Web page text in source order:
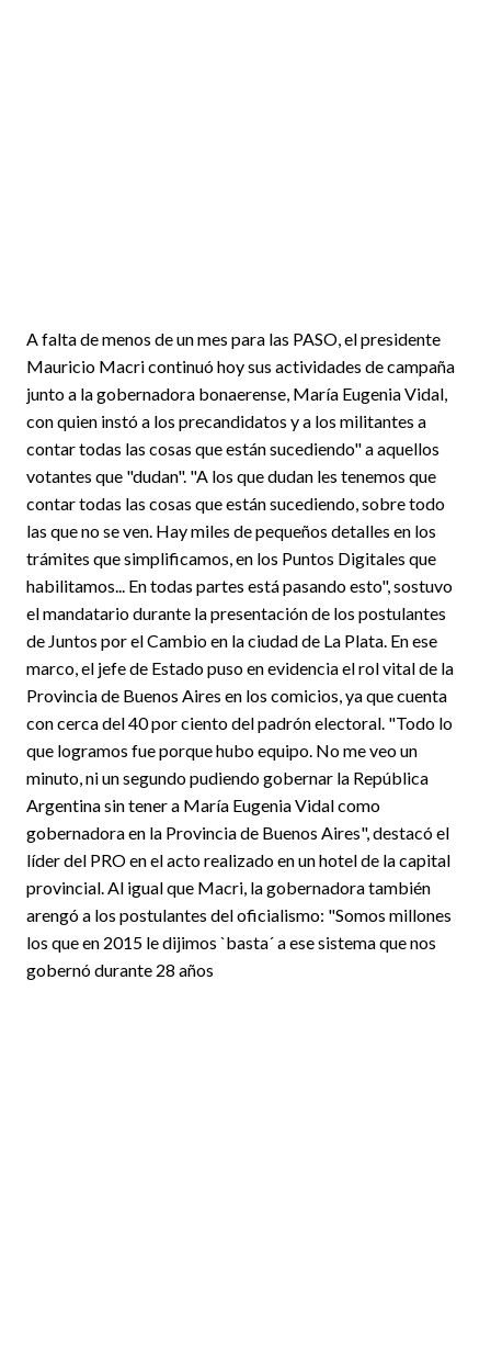
A falta de menos de un mes para las PASO, el presidente
Mauricio Macri continuó hoy sus actividades de campaña
junto a la gobernadora bonaerense, María Eugenia Vidal,
con quien instó a los precandidatos y a los militantes a
contar todas las cosas que están sucediendo" a aquellos
votantes que "dudan". "A los que dudan les tenemos que
contar todas las cosas que están sucediendo, sobre todo
las que no se ven. Hay miles de pequeños detalles en los
trámites que simplificamos, en los Puntos Digitales que
habilitamos... En todas partes está pasando esto", sostuvo
el mandatario durante la presentación de los postulantes
de Juntos por el Cambio en la ciudad de La Plata. En ese
marco, el jefe de Estado puso en evidencia el rol vital de la
Provincia de Buenos Aires en los comicios, ya que cuenta
con cerca del 40 por ciento del padrón electoral. "Todo lo
que logramos fue porque hubo equipo. No me veo un
minuto, ni un segundo pudiendo gobernar la República
Argentina sin tener a María Eugenia Vidal como
gobernadora en la Provincia de Buenos Aires", destacó el
líder del PRO en el acto realizado en un hotel de la capital
provincial. Al igual que Macri, la gobernadora también
arengó a los postulantes del oficialismo: "Somos millones
los que en 2015 le dijimos `basta´ a ese sistema que nos
gobernó durante 28 años